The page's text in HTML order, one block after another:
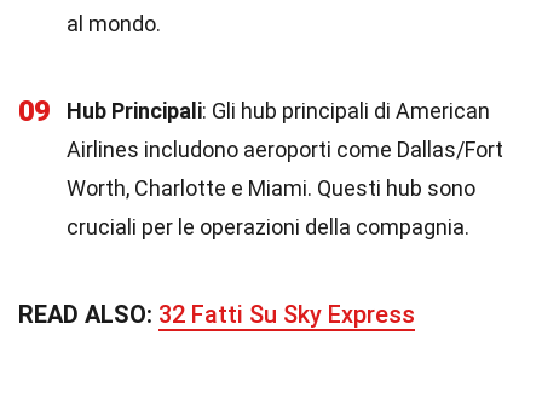
al mondo.
09 Hub Principali: Gli hub principali di American
Airlines includono aeroporti come Dallas/Fort
Worth, Charlotte e Miami. Questi hub sono
cruciali per le operazioni della compagnia.
READ ALSO: 32 Fatti Su Sky Express